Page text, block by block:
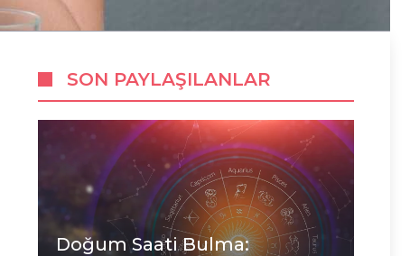
SON PAYLAŞILANLAR
Doğum Saati Bulma: